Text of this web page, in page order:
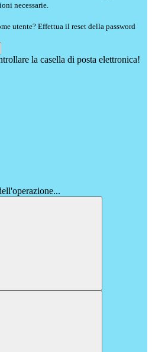
necessarie.
utente? Effettua il reset della password
la casella di posta elettronica!